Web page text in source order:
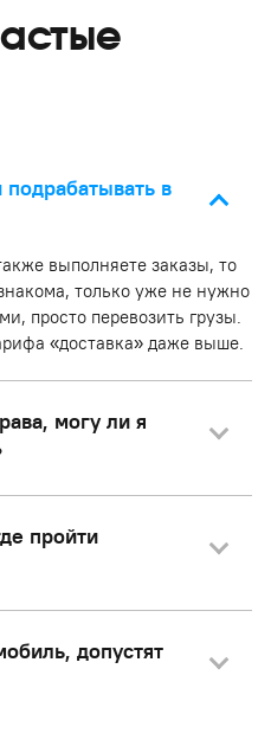
подрабатывать в
выполняете заказы, то
только уже не нужно
просто перевозить грузы.
«доставка» даже выше.
могу ли я
пройти
допустят